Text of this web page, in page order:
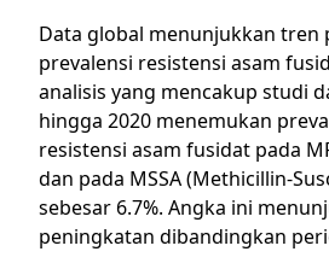
Data global menunjukkan tren
prevalensi resistensi asam
analisis yang mencakup studi
hingga 2020 menemukan
resistensi asam fusidat pada
dan pada MSSA (Methicillin-
sebesar 6.7%. Angka ini
peningkatan dibandingkan